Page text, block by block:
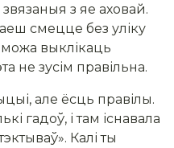
з яе аховай.
смецце без уліку
можа выклікаць
не зусім правільна.
але ёсць правілы.
гадоў, і там існавала
Калі ты